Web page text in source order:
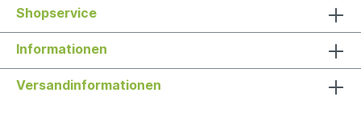
Shopservice
Informationen
Versandinformationen